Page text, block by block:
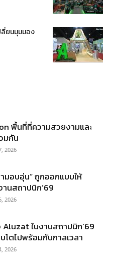
ลี่ยนมุมมอง
พื้นที่ที่ความสวยงามและ
มกัน
2026
มอบอุ่น” ถูกออกแบบให้
นสถาปนิก’69
2026
Aluzat ในงานสถาปนิก’69
โตไปพร้อมกับกาลเวลา
2026